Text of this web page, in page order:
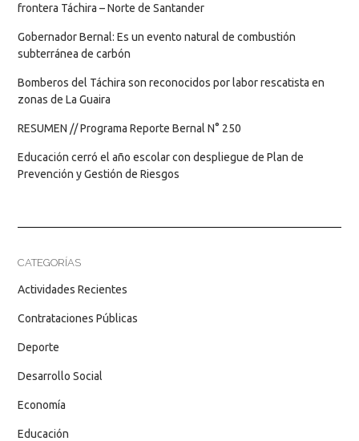
frontera Táchira – Norte de Santander
Gobernador Bernal: Es un evento natural de combustión
subterránea de carbón
Bomberos del Táchira son reconocidos por labor rescatista en
zonas de La Guaira
RESUMEN // Programa Reporte Bernal N° 250
Educación cerró el año escolar con despliegue de Plan de
Prevención y Gestión de Riesgos
CATEGORÍAS
Actividades Recientes
Contrataciones Públicas
Deporte
Desarrollo Social
Economía
Educación